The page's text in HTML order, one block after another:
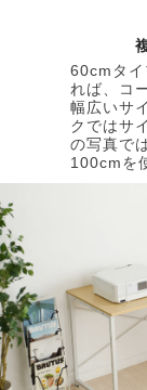
60cmタイ
れば、コ
幅広いサ
クではサ
の写真で
100cmを